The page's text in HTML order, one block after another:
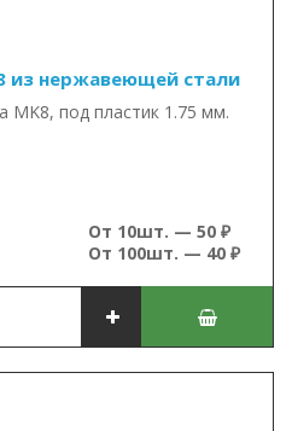
из нержавеющей стали
MK8, под пластик 1.75 мм.
От 10шт. — 50 ₽
От 100шт. — 40 ₽